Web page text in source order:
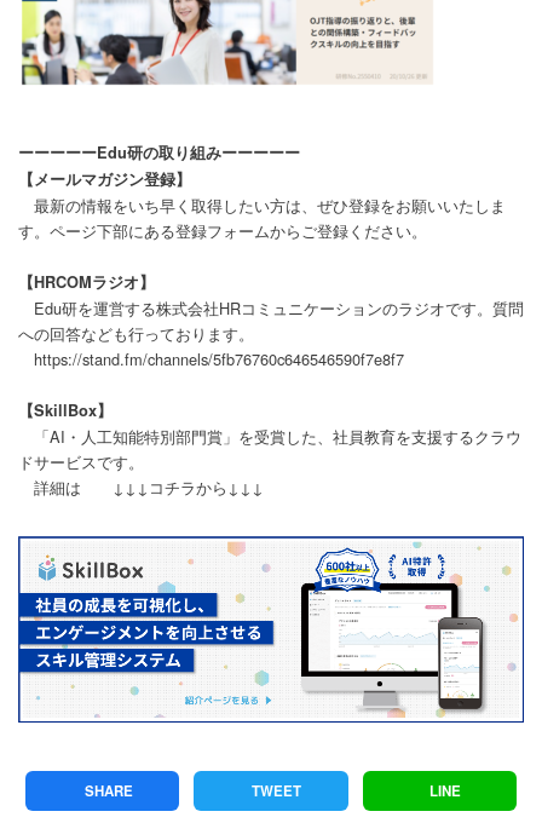
ーーーーーEdu研の取り組みーーーーー
【メールマガジン登録】
最新の情報をいち早く取得したい方は、ぜひ登録をお願いいたしま
す。ページ下部にある登録フォームからご登録ください。
【HRCOMラジオ】
Edu研を運営する株式会社HRコミュニケーションのラジオです。質問
への回答なども行っております。
https://stand.fm/channels/5fb76760c646546590f7e8f7
【SkillBox】
「AI・人工知能特別部門賞」を受賞した、社員教育を支援するクラウ
ドサービスです。
詳細は ↓↓↓コチラから↓↓↓
SHARE TWEET LINE